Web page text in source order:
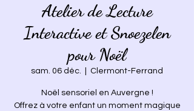
Atelier de Lecture
Interactive et Snoezelen
pour Noël
sam. 06 déc. Clermont-Ferrand
Noël sensoriel en Auvergne !
Offrez à votre enfant un moment magique